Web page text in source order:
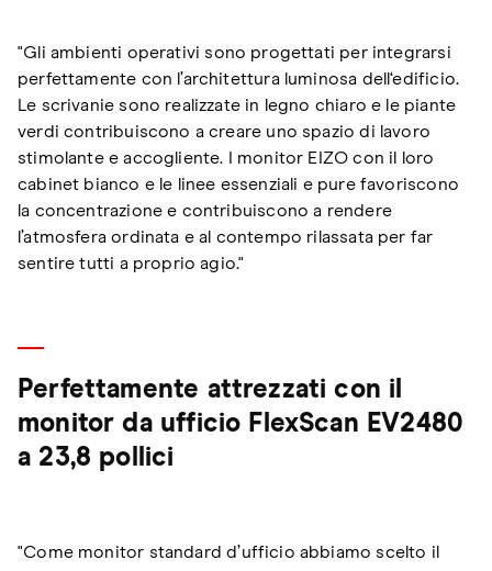
"Gli ambienti operativi sono progettati per integrarsi
perfettamente con l’architettura luminosa dell‘edificio.
Le scrivanie sono realizzate in legno chiaro e le piante
verdi contribuiscono a creare uno spazio di lavoro
stimolante e accogliente. I monitor EIZO con il loro
cabinet bianco e le linee essenziali e pure favoriscono
la concentrazione e contribuiscono a rendere
l’atmosfera ordinata e al contempo rilassata per far
sentire tutti a proprio agio."
Perfettamente attrezzati con il
monitor da ufficio FlexScan EV2480
a 23,8 pollici
"Come monitor standard d’ufficio abbiamo scelto il